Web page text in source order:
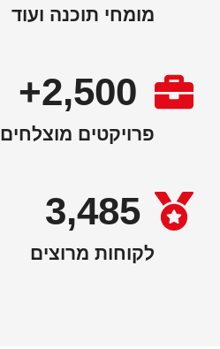
מומחי תוכנה ועוד
2,500+
פרויקטים מוצלחים
3,485
לקוחות מרוצים